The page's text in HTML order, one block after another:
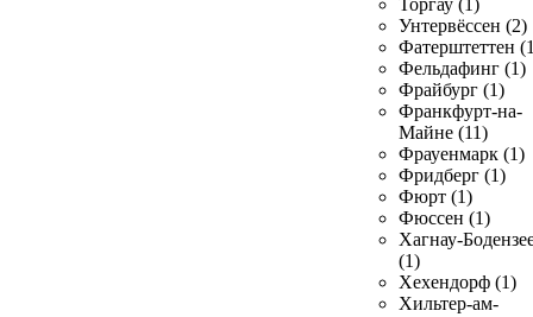
Торгау (1)
Унтервёссен (2)
Фатерштеттен
Фельдафинг (1)
Фрайбург (1)
Франкфурт-на-
Майне (11)
Фрауенмарк (1)
Фридберг (1)
Фюрт (1)
Фюссен (1)
Хагнау-
(1)
Хехендорф (1)
Хильтер-ам-